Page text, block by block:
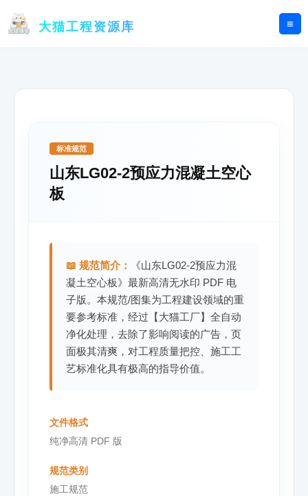
大猫工程资源库
标准规范
山东LG02-2预应力混凝土空心
板
📖 规范简介：
《山东LG02-2预应力混
凝土空心板》最新高清无水印 PDF 电
子版。本规范/图集为工程建设领域的重
要参考标准，经过【大猫工厂】全自动
净化处理，去除了影响阅读的广告，页
面极其清爽，对工程质量把控、施工工
艺标准化具有极高的指导价值。
文件格式
纯净高清 PDF 版
规范类别
施工规范